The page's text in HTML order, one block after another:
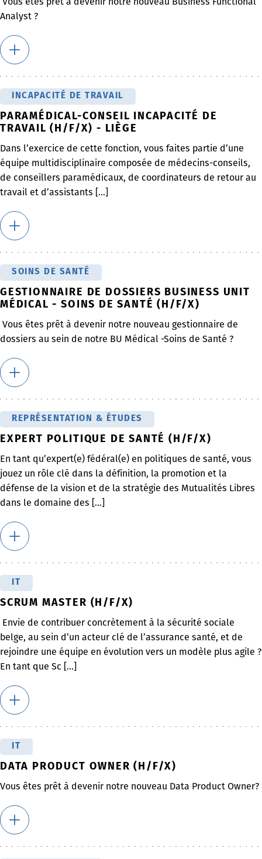
Analyst ?
INCAPACITÉ DE TRAVAIL
PARAMÉDICAL-CONSEIL INCAPACITÉ DE
TRAVAIL (H/F/X) - LIÈGE
Dans l’exercice de cette fonction, vous faites partie d’une
équipe multidisciplinaire composée de médecins-conseils,
de conseillers paramédicaux, de coordinateurs de retour au
travail et d’assistants [...]
SOINS DE SANTÉ
GESTIONNAIRE DE DOSSIERS BUSINESS UNIT
MÉDICAL - SOINS DE SANTÉ (H/F/X)
Vous êtes prêt à devenir notre nouveau gestionnaire de
dossiers au sein de notre BU Médical -Soins de Santé ?
REPRÉSENTATION & ÉTUDES
EXPERT POLITIQUE DE SANTÉ (H/F/X)
En tant qu’expert(e) fédéral(e) en politiques de santé, vous
jouez un rôle clé dans la définition, la promotion et la
défense de la vision et de la stratégie des Mutualités Libres
dans le domaine des [...]
SCRUM MASTER (H/F/X)
Envie de contribuer concrètement à la sécurité sociale
belge, au sein d’un acteur clé de l’assurance santé, et de
rejoindre une équipe en évolution vers un modèle plus agile ?
En tant que Sc [...]
DATA PRODUCT OWNER (H/F/X)
Vous êtes prêt à devenir notre nouveau Data Product Owner?